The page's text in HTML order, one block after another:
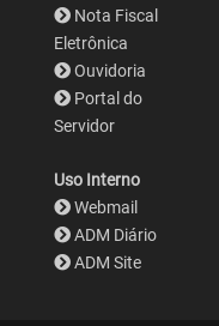
Nota Fiscal
Eletrônica
Ouvidoria
Portal do
Servidor
Uso Interno
Webmail
ADM Diário
ADM Site